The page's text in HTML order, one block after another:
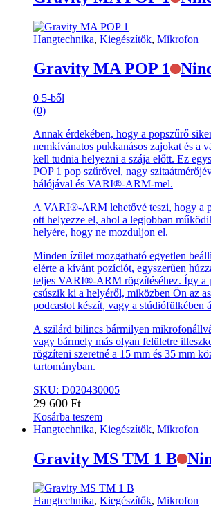
Hangtechnika, Kiegészítők, Mikrofon
Gravity MA POP 1
0 5-ből
(0)
Annak érdekében, hogy a popszűrő
nemkívánatos pukkanásos zajokat és a
kell tudnia helyezni a szája előtt. Ez
POP 1 pop szűrővel, nagy
hálójával és VARI®-ARM-mel.
A VARI®-ARM lehetővé teszi, hogy a
ott helyezze el, ahol a legjobban
helyére, hogy ne mozduljon el.
Minden ízület mozgatható egyetlen
elérte a kívánt pozíciót, egyszerűen
teljes VARI®-ARM rögzítéséhez. Így a
csúszik ki a helyéről, miközben Ön az
podcastot készít, vagy a stúdiófülkében
A szilárd bilincs bármilyen
vagy bármely más olyan felületre
rögzíteni szeretné a 15 mm és 35 mm
tartományban.
SKU: D020430005
29 600 Ft
Kosárba teszem
Hangtechnika, Kiegészítők, Mikrofon
Gravity MS TM 1 B
Hangtechnika, Kiegészítők, Mikrofon